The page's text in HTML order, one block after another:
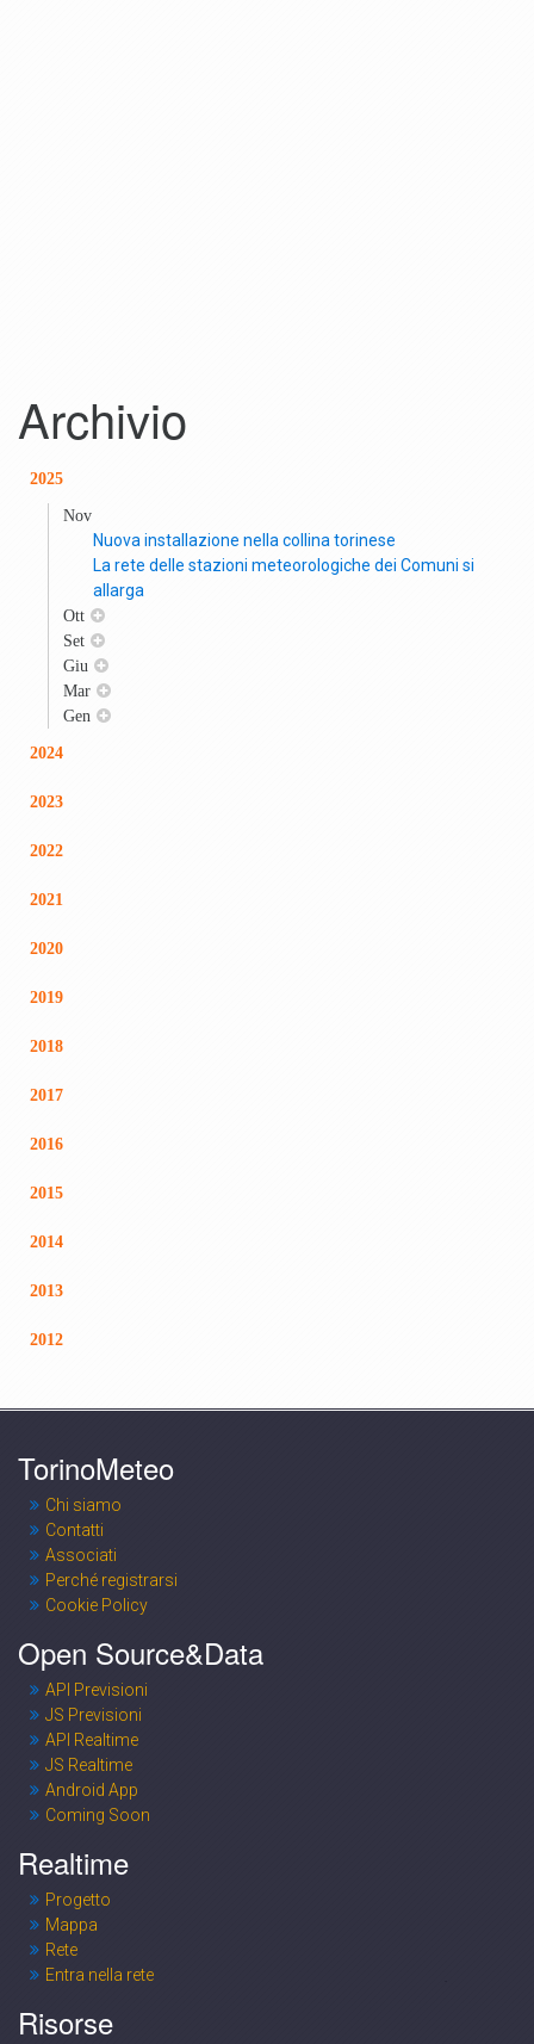
Archivio
2025
Nov
Nuova installazione nella collina torinese
La rete delle stazioni meteorologiche dei Comuni si
allarga
Ott
Set
Giu
Mar
Gen
2024
2023
2022
2021
2020
2019
2018
2017
2016
2015
2014
2013
2012
TorinoMeteo
Chi siamo
Contatti
Associati
Perché registrarsi
Cookie Policy
Open Source&Data
API Previsioni
JS Previsioni
API Realtime
JS Realtime
Android App
Coming Soon
Realtime
Progetto
Mappa
Rete
Entra nella rete
Risorse